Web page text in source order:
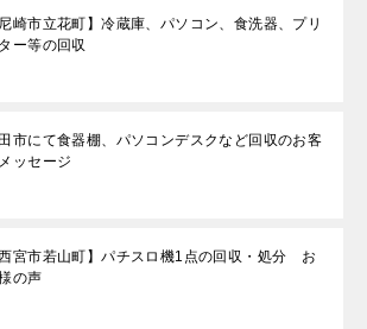
尼崎市立花町】冷蔵庫、パソコン、食洗器、プリ
ー等の回収
市にて食器棚、パソコンデスクなど回収のお客
ッセージ
西宮市若山町】パチスロ機1点の回収・処分 お
の声